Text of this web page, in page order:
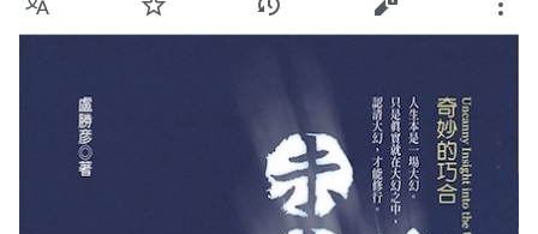
语言 监视 历史